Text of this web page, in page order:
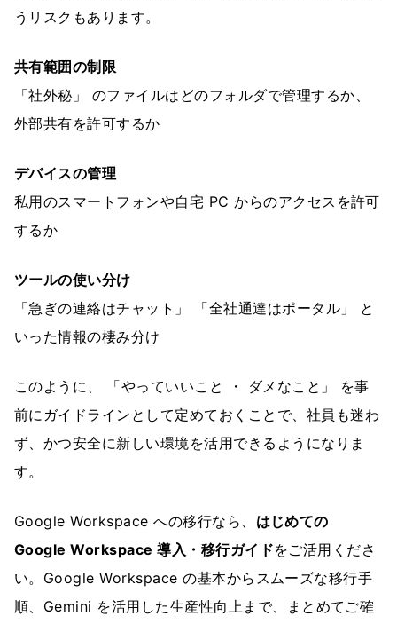
うリスクもあります。
共有範囲の制限
「社外秘」 のファイルはどのフォルダで管理するか、
外部共有を許可するか
デバイスの管理
私用のスマートフォンや自宅 PC からのアクセスを許可
するか
ツールの使い分け
「急ぎの連絡はチャット」 「全社通達はポータル」 と
いった情報の棲み分け
このように、 「やっていいこと ・ ダメなこと」 を事
前にガイドラインとして定めておくことで、社員も迷わ
ず、かつ安全に新しい環境を活用できるようになりま
す。
Google Workspace への移行なら、 はじめての
Google Workspace 導入・移行ガイドをご活用くださ
い。Google Workspace の基本からスムーズな移行手
順、Gemini を活用した生産性向上まで、まとめてご確